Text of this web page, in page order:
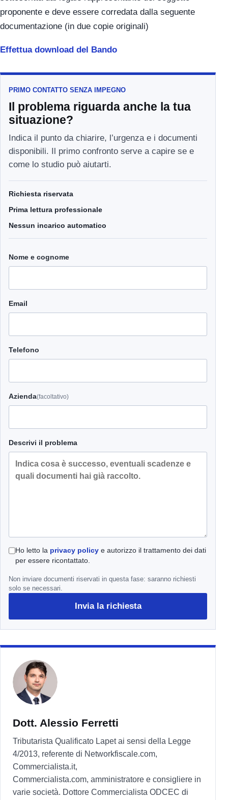
proponente e deve essere corredata dalla seguente
documentazione (in due copie originali)
Effettua download del Bando
PRIMO CONTATTO SENZA IMPEGNO
Il problema riguarda anche la tua
situazione?
Indica il punto da chiarire, l’urgenza e i documenti
disponibili. Il primo confronto serve a capire se e
come lo studio può aiutarti.
Richiesta riservata
Prima lettura professionale
Nessun incarico automatico
Nome e cognome
Email
Telefono
Azienda(facoltativo)
Descrivi il problema
Ho letto la privacy policye autorizzo il trattamento dei dati
per essere ricontattato.
Non inviare documenti riservati in questa fase: saranno richiesti
solo se necessari.
Invia la richiesta
Dott. Alessio Ferretti
Tributarista Qualificato Lapet ai sensi della Legge
4/2013, referente di Networkfiscale.com,
Commercialista.it,
Commercialista.com, amministratore e consigliere in
varie società. Dottore Commercialista ODCEC di